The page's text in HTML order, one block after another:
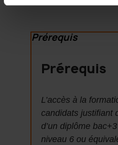
Prérequis
Prérequis
L’accès à la
candidats justifiant
d’un diplôme
niveau 6 ou